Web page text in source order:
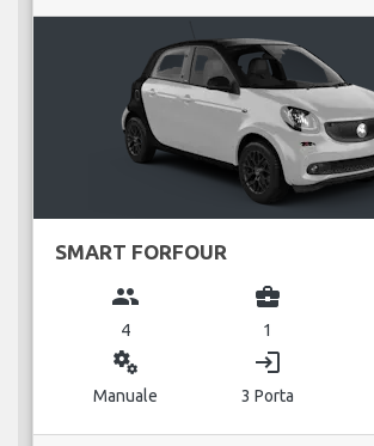
SMART FORFOUR
group
4
business_center
1
miscellaneous_services
Manuale
login
3 Porta